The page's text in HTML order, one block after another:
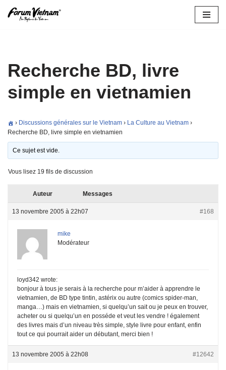
Recherche BD, livre
simple en vietnamien
› Discussions générales sur le Vietnam › La Culture au Vietnam ›
Recherche BD, livre simple en vietnamien
Ce sujet est vide.
Vous lisez 19 fils de discussion
Auteur Messages
13 novembre 2005 à 22h07 #168
mike
Modérateur
loyd342 wrote:
bonjour à tous je serais à la recherche pour m’aider à apprendre le
vietnamien, de BD type tintin, astérix ou autre (comics spider-man,
manga…) mais en vietnamien, si quelqu’un sait ou je peux en trouver,
acheter ou si quelqu’un en posséde et veut les vendre ! également
des livres mais d’un niveau très simple, style livre pour enfant, enfin
tout ce qui pourrait aider un débutant, merci bien !
13 novembre 2005 à 22h08 #12642